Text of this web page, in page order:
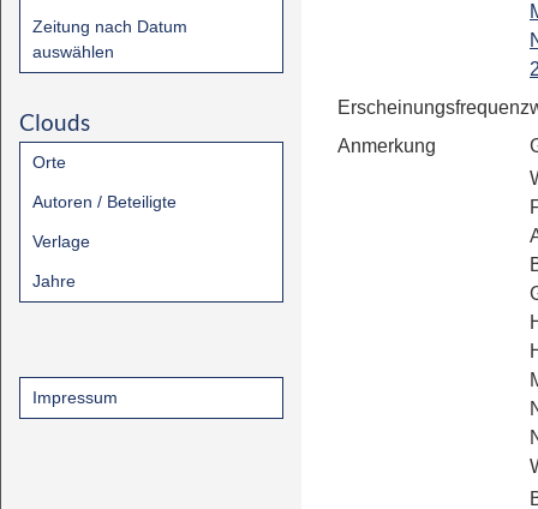
Zeitung nach Datum
auswählen
Clouds
Orte
Autoren / Beteiligte
Verlage
Jahre
Impressum
Erscheinungsfrequenz
Anmerkung